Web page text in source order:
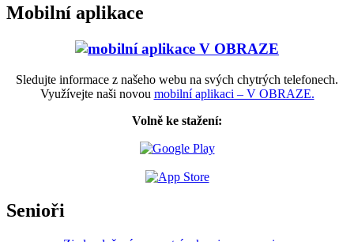
Mobilní aplikace
Sledujte informace z našeho webu na svých chytrých telefonech.
Využívejte naši novou mobilní aplikaci – V OBRAZE.
Volně ke stažení:
Senioři